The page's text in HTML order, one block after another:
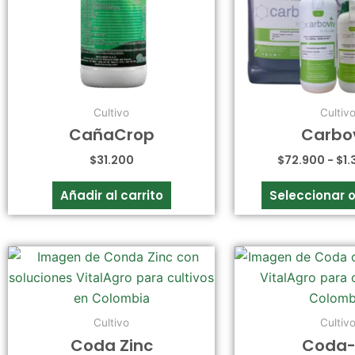
Cultivo
CañaCrop
$31.200
Añadir al carrito
Cultivo
$72.900 - $
Seleccionar
Cultivo
Coda Zinc
Cultivo